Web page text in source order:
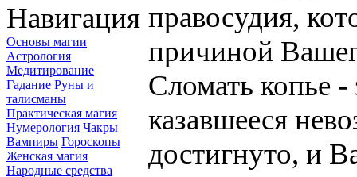
Навигация
Основы магии
Астрология
Медитирование
Гадание Руны и
талисманы
Практическая магия
Нумерология Чакры
Вампиры Гороскопы
Женская магия
Народные средства
правосудия,
причиной
Сломать копье -
казавшееся
достигнуто, и